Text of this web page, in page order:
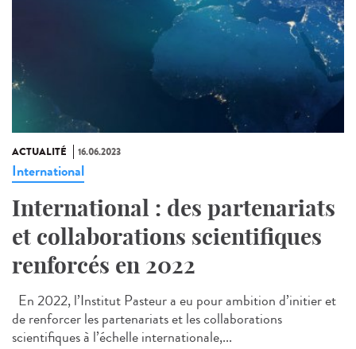
ACTUALITÉ 16.06.2023
International
International : des partenariats
et collaborations scientifiques
renforcés en 2022
En 2022, l’Institut Pasteur a eu pour ambition d’initier et
de renforcer les partenariats et les collaborations
scientifiques à l’échelle internationale,...